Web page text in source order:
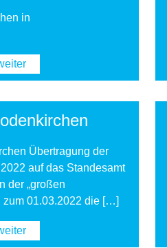
in
Übertragung der
auf das Standesamt
der „großen
zum 01.03.2022 die […]